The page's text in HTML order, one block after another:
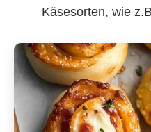
Käsesorten, wie z.B